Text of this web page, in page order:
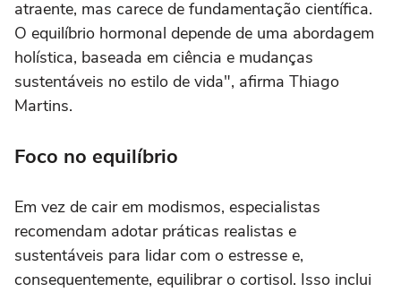
atraente, mas carece de fundamentação científica.
O equilíbrio hormonal depende de uma abordagem
holística, baseada em ciência e mudanças
sustentáveis no estilo de vida", afirma Thiago
Martins.
Foco no equilíbrio
Em vez de cair em modismos, especialistas
recomendam adotar práticas realistas e
sustentáveis para lidar com o estresse e,
consequentemente, equilibrar o cortisol. Isso inclui